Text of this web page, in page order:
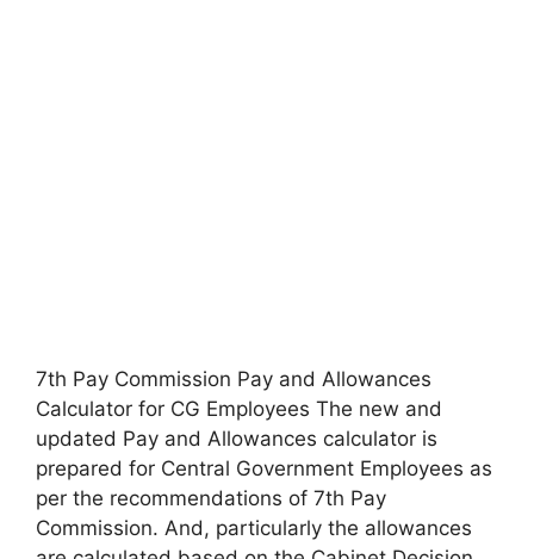
7th Pay Commission Pay and Allowances
Calculator for CG Employees The new and
updated Pay and Allowances calculator is
prepared for Central Government Employees as
per the recommendations of 7th Pay
Commission. And, particularly the allowances